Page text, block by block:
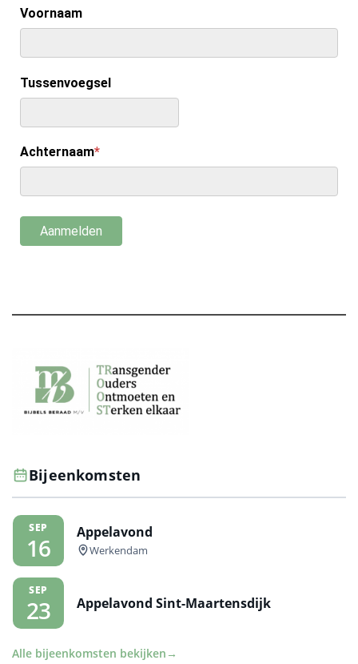
Bijeenkomsten
SEP
16
Appelavond
Werkendam
SEP
23 Appelavond Sint-Maartensdijk
Alle bijeenkomsten bekijken →